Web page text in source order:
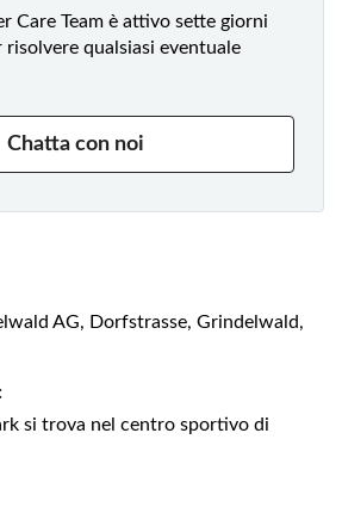
Care Team è attivo sette giorni
risolvere qualsiasi eventuale
Chatta con noi
AG, Dorfstrasse, Grindelwald,
si trova nel centro sportivo di